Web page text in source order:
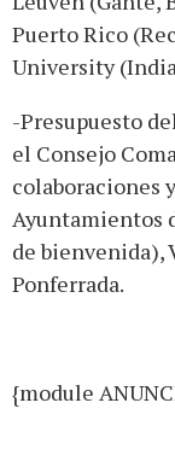
Puerto Rico
University
-Presupuesto
el Consejo
colaboraciones
Ayuntamientos
de bienvenida),
Ponferrada.
{module